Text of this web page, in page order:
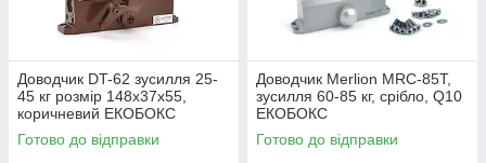
Доводчик DT-62 зусилля 25-
45 кг розмір 148x37x55,
коричневий ЕКОБОКС
Готово до відправки
Доводчик Merlion MRC-85T,
зусилля 60-85 кг, срібло, Q10
ЕКОБОКС
Готово до відправки